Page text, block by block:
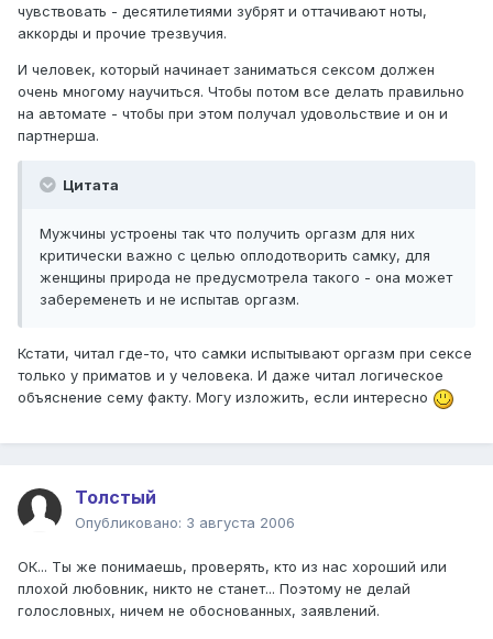
чувствовать - десятилетиями зубрят и оттачивают ноты,
аккорды и прочие трезвучия.
И человек, который начинает заниматься сексом должен
очень многому научиться. Чтобы потом все делать правильно
на автомате - чтобы при этом получал удовольствие и он и
партнерша.
Цитата
Мужчины устроены так что получить оргазм для них
критически важно с целью оплодотворить самку, для
женщины природа не предусмотрела такого - она может
забеременеть и не испытав оргазм.
Кстати, читал где-то, что самки испытывают оргазм при сексе
только у приматов и у человека. И даже читал логическое
объяснение сему факту. Могу изложить, если интересно
Толстый
Опубликовано: 3 августа 2006
ОК... Ты же понимаешь, проверять, кто из нас хороший или
плохой любовник, никто не станет... Поэтому не делай
голословных, ничем не обоснованных, заявлений.